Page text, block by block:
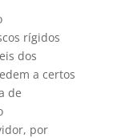
rígidos
dos
a certos
de
por